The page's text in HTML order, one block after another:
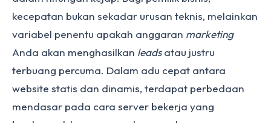
kecepatan bukan sekadar urusan teknis, melainkan
variabel penentu apakah anggaran marketing
Anda akan menghasilkan leadsatau justru
terbuang percuma. Dalam adu cepat antara
website statis dan dinamis, terdapat perbedaan
mendasar pada cara server bekerja yang